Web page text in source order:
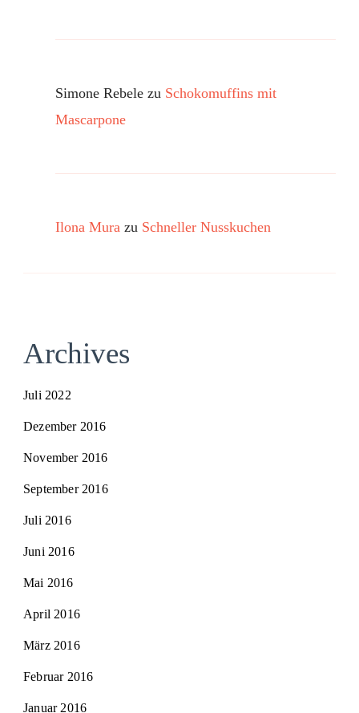
Simone Rebele zu Schokomuffins mit
Mascarpone
Ilona Mura zu Schneller Nusskuchen
Archives
Juli 2022
Dezember 2016
November 2016
September 2016
Juli 2016
Juni 2016
Mai 2016
April 2016
März 2016
Februar 2016
Januar 2016